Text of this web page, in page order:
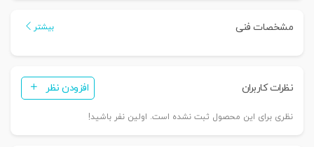
مشخصات فنی بیشتر
نظرات کاربران افزودن نظر
نظری برای این محصول ثبت نشده است. اولین نفر باشید!